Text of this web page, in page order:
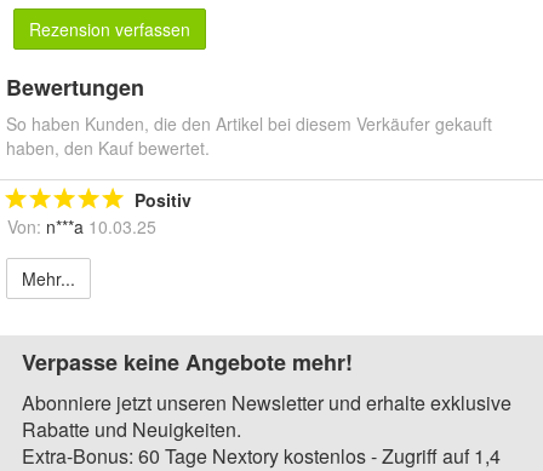
Rezension verfassen
Bewertungen
So haben Kunden, die den Artikel bei diesem Verkäufer gekauft
haben, den Kauf bewertet.
Positiv
Von: n***a 10.03.25
Mehr...
Verpasse keine Angebote mehr!
Abonniere jetzt unseren Newsletter und erhalte exklusive
Rabatte und Neuigkeiten.
Extra-Bonus: 60 Tage Nextory kostenlos - Zugriff auf 1,4